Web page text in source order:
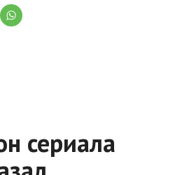
сериала